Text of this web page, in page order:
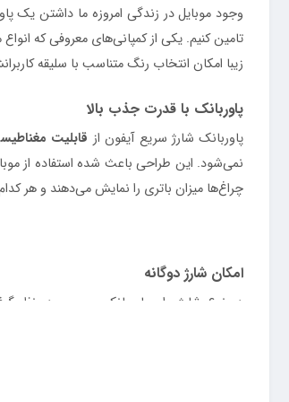
وجود موبایل در زندگی امروزه ما داشتن یک
تامین کنیم. یکی از کمپانی‌های معروفی که
زیبا امکان انتخاب رنگ متناسب با سلیقه کاربرانش
پاوربانک با قدرت جذب بالا
پاوربانک شارژ سریع آیفون از قابلیت
نمی‌شود. این طراحی باعث شده استفاده از
چراغ‌ها میزان باتری را نمایش می‌دهند و هر کدام از آن‌ها
امکان شارژ دوگانه
دو نوع شارژ برای پاوربانک بیسوس در نظر